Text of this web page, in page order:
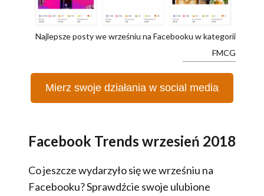
Najlepsze posty we wrześniu na Facebooku w kategorii
FMCG
Mierz swoje działania w social media
Facebook Trends wrzesień 2018
Co jeszcze wydarzyło się we wrześniu na
Facebooku? Sprawdźcie swoje ulubione